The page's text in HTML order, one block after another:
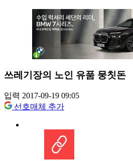
쓰레기장의 노인 유품 뭉칫돈
입력 2017-09-19 09:05
선호매체 추가